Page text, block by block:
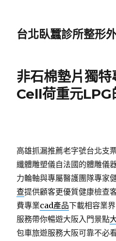
台北臥蠶診所整形
非石棉墊片獨
Cell荷重元LPG
高雄抓漏推薦老字號台北支
纖體雕塑儀自法國的體雕儀
力輪軸與專屬醫護團隊專家
查提供顧客更優質健康檢查
費專業cad產品下載相容業
服務帶你暢遊大阪入門景點
包車旅遊服務大阪可靠不必